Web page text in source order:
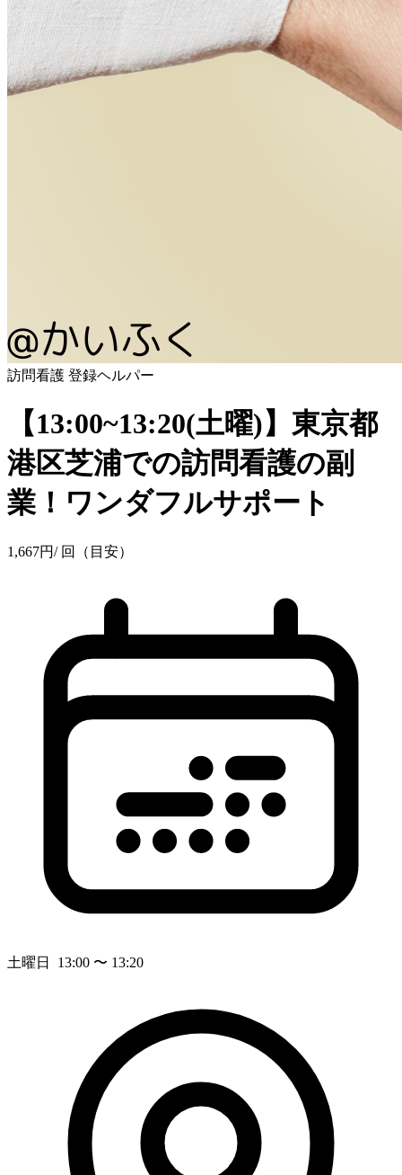
訪問看護 登録ヘルパー
【13:00~13:20(土曜)】東京都
港区芝浦での訪問看護の副
業！ワンダフルサポート
1,667円/ 回（目安）
土曜日 13:00 〜 13:20